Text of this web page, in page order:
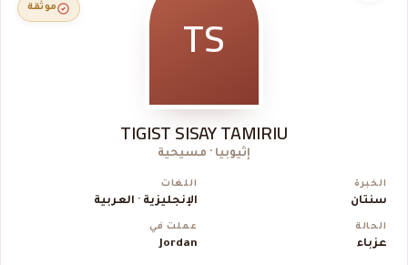
موثّقة TS
TIGIST SISAY TAMIRIU
إثيوبيا · مسيحية
الخبرة
سنتان
اللغات
الإنجليزية · العربية
الحالة
عزباء
عملت في
Jordan